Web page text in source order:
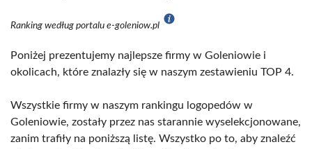
Ranking według portalu e-goleniow.pl
Poniżej prezentujemy najlepsze firmy w Goleniowie i
okolicach, które znalazły się w naszym zestawieniu TOP 4.
Wszystkie firmy w naszym rankingu logopedów w
Goleniowie, zostały przez nas starannie wyselekcjonowane,
zanim trafiły na poniższą listę. Wszystko po to, aby znaleźć